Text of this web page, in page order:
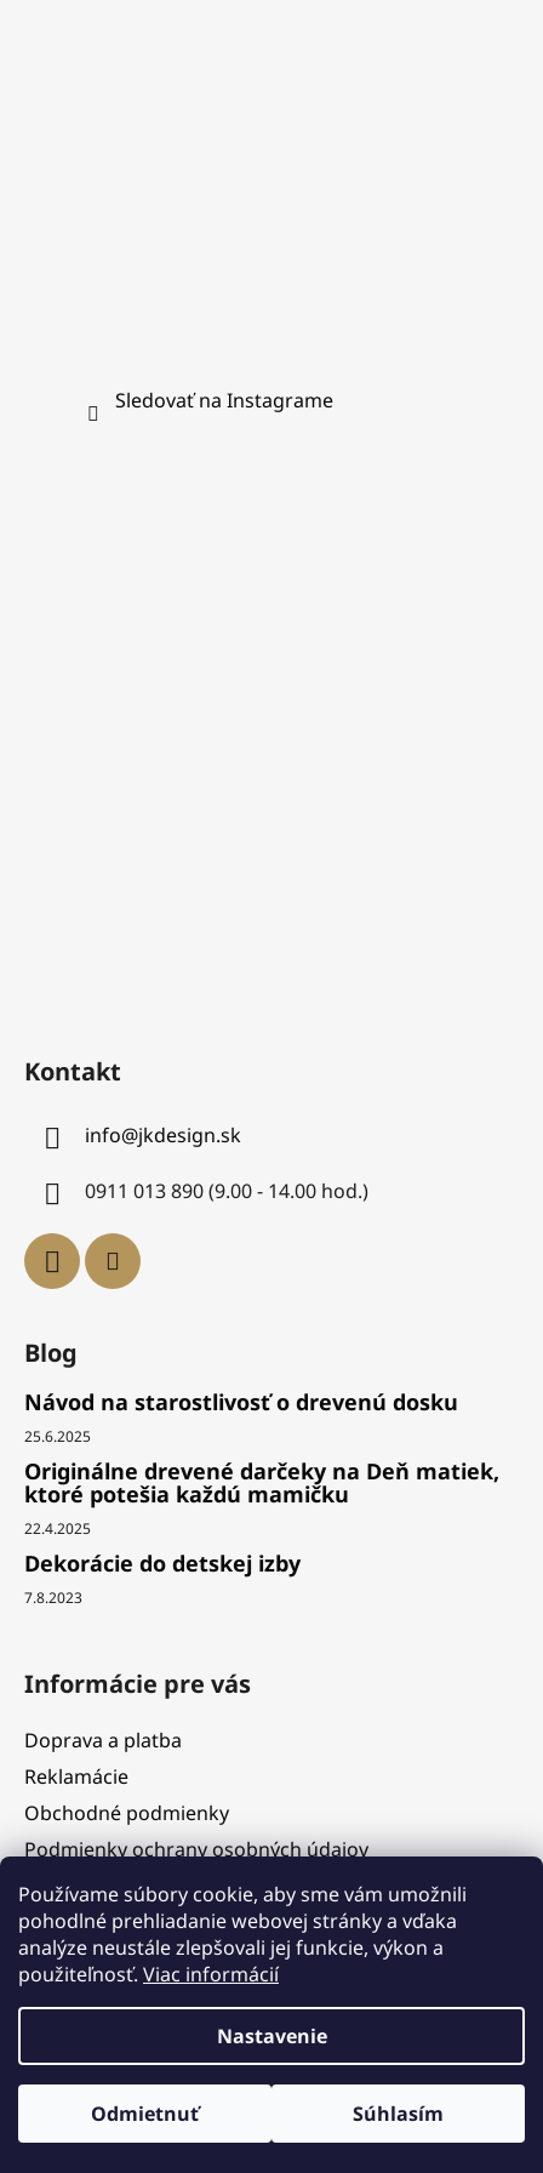
Používame súbory cookie, aby sme vám umožnili
pohodlné prehliadanie webovej stránky a vďaka
analýze neustále zlepšovali jej funkcie, výkon a
použiteľnosť. Viac informácií
Nastavenie
Odmietnuť Súhlasím
dovolenku. V tomto období budú objednávky prijímané, ich
expedícia však bude dočasne pozastavená. Postupné
vybavovanie a odosielanie objednávok začneme od 12. 8. 2026 v
poradí, v akom boli prijaté. Ďakujeme za pochopenie a tešíme sa
Sledovať na Instagrame
Kontakt
info@jkdesign.sk
0911 013 890 (9.00 - 14.00 hod.)
Blog
Návod na starostlivosť o drevenú dosku
25.6.2025
Originálne drevené darčeky na Deň matiek,
ktoré potešia každú mamičku
22.4.2025
Dekorácie do detskej izby
7.8.2023
Informácie pre vás
Doprava a platba
Reklamácie
Obchodné podmienky
Podmienky ochrany osobných údajov
Služby
Hodnotenie obchodu
Blog
Vytvoril Shoptet
Copyright 2026JK Design
. Všetky práva vyhradené.
Upraviť nastavenie cookies